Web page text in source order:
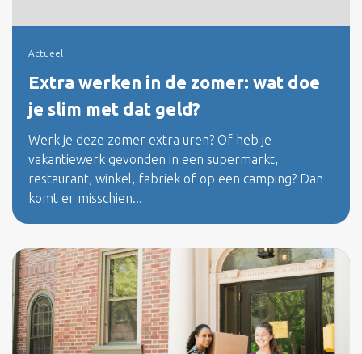
Actueel
Extra werken in de zomer: wat doe
je slim met dat geld?
Werk je deze zomer extra uren? Of heb je
vakantiewerk gevonden in een supermarkt,
restaurant, winkel, fabriek of op een camping? Dan
komt er misschien...